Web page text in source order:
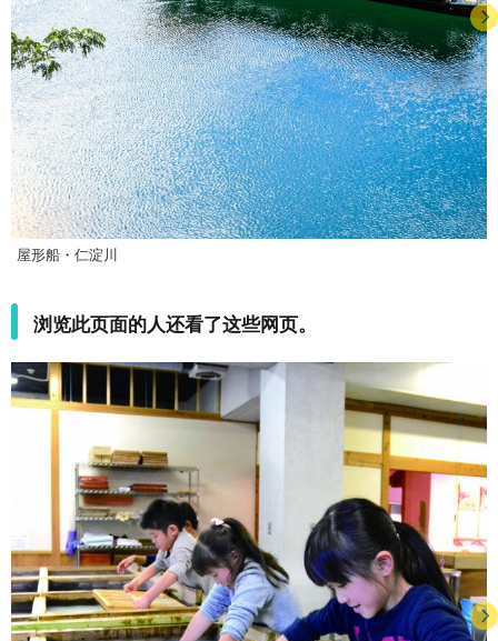
屋形船・仁淀川
浏览此页面的人还看了这些网页。